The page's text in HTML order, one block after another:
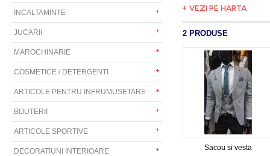
INCALTAMINTE
JUCARII
MAROCHINARIE
COSMETICE / DETERGENTI
ARTICOLE PENTRU INFRUMUSETARE
BIJUTERII
ARTICOLE SPORTIVE
DECORATIUNI INTERIOARE
+ VEZI PE HARTA
2 PRODUSE
Sacou si vesta